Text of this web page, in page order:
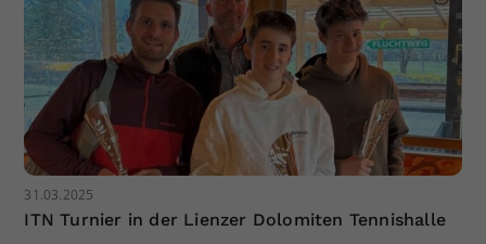
31.03.2025
ITN Turnier in der Lienzer Dolomiten Tennishalle